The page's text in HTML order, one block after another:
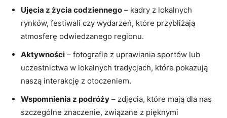
Ujęcia z życia codziennego – kadry z lokalnych
rynków, festiwali czy wydarzeń, które przybliżają
atmosferę odwiedzanego ⁤regionu.
Aktywności – fotografie z uprawiania ⁢sportów lub
uczestnictwa ⁢w lokalnych tradycjach, które pokazują
naszą interakcję z otoczeniem.
Wspomnienia z podróży – zdjęcia,⁤ które mają dla nas
szczególne znaczenie, związane z ⁣pięknymi